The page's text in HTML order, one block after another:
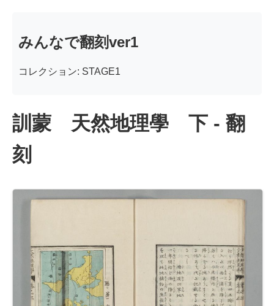
みんなで翻刻ver1
コレクション: STAGE1
訓蒙 天然地理學 下 - 翻
刻